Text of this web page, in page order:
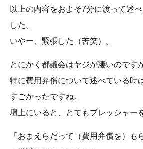
以上の内容をおよそ7分に渡って述
した。
いやー、緊張した（苦笑）。
とにかく都議会はヤジが凄いのですが
特に費用弁償について述べている時
すごかったですね。
壇上にいると、とてもプレッシャー
「おまえらだって（費用弁償を）も